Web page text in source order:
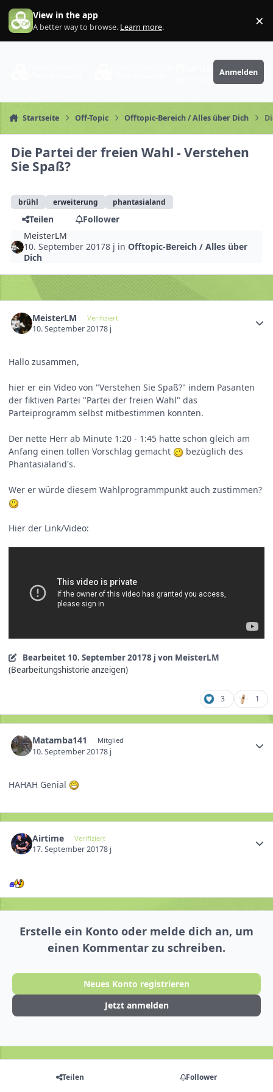
Zum Inhalt springen
View in the app
A better way to browse. Learn more. ×
PhantaFriends.de
Anmelden
Startseite Off-Topic Offtopic-Bereich / Alles über Dich
Die Partei der freien Wahl - Verstehen
Sie Spaß?
brühl erweiterung phantasialand
Teilen
Follower
MeisterLM
10. September 20178 j inOfftopic-Bereich / Alles über
Dich
MeisterLM Verifiziert
10. September 20178 j
Hallo zusammen,
hier er ein Video von "Verstehen Sie Spaß?" indem Pasanten
der fiktiven Partei "Partei der freien Wahl" das
Parteiprogramm selbst mitbestimmen konnten.
Der nette Herr ab Minute 1:20 - 1:45 hatte schon gleich am
Anfang einen tollen Vorschlag gemacht
bezüglich des
Phantasialand's.
Wer er würde diesem Wahlprogrammpunkt auch zustimmen?
Hier der Link/Video:
Bearbeitet 10. September 20178 j von MeisterLM
(Bearbeitungshistorie anzeigen)
3 1
Matamba141 Mitglied
10. September 20178 j
HAHAH Genial
Airtime Verifiziert
17. September 20178 j
Erstelle ein Konto oder melde dich an, um
einen Kommentar zu schreiben.
Neues Konto registrieren
Jetzt anmelden
Teilen Follower